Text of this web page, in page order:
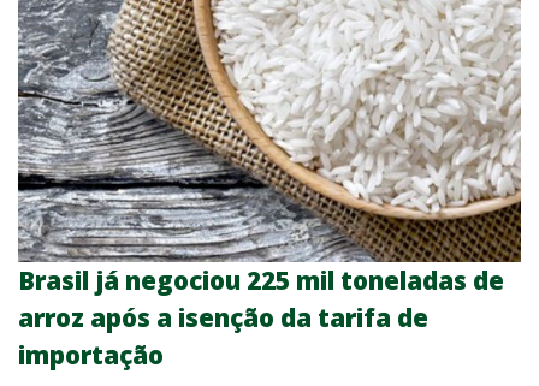
Brasil já negociou 225 mil toneladas de
arroz após a isenção da tarifa de
importação